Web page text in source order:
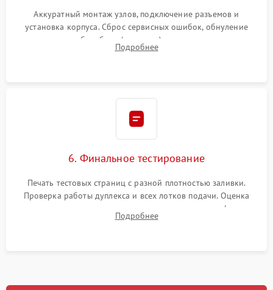
Аккуратный монтаж узлов, подключение разъемов и
установка корпуса. Сброс сервисных ошибок, обнуление
счетчиков абсорбера (памперса) или узла переноса,
обновление прошивки и программная калибровка аппарата.
Подробнее
6. Финальное тестирование
Печать тестовых страниц с разной плотностью заливки.
Проверка работы дуплекса и всех лотков подачи. Оценка
качества запекания тонера и полное отсутствие дефектов
изображения перед выдачей готового устройства.
Подробнее